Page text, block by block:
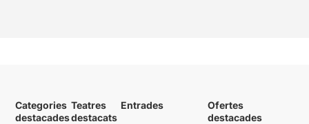
Categories
destacades
Teatres
destacats
Entrades
Ofertes
destacades